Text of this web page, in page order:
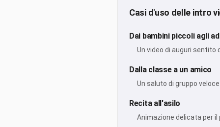
Casi d'uso delle intro
Dai bambini piccoli agli
Un video di auguri sentito
Dalla classe a un amico
Un saluto di gruppo
Recita all'asilo
Animazione delicata per